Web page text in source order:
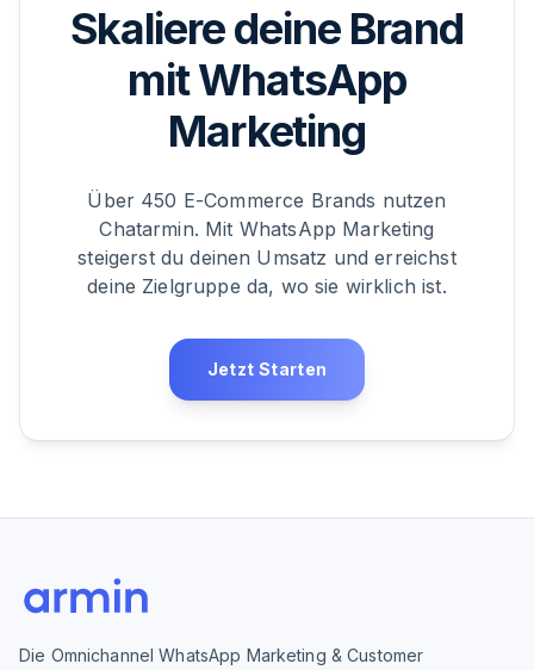
Skaliere deine Brand
mit WhatsApp
Marketing
Über 450 E-Commerce Brands nutzen
Chatarmin. Mit WhatsApp Marketing
steigerst du deinen Umsatz und erreichst
deine Zielgruppe da, wo sie wirklich ist.
Jetzt Starten
Die Omnichannel WhatsApp Marketing & Customer